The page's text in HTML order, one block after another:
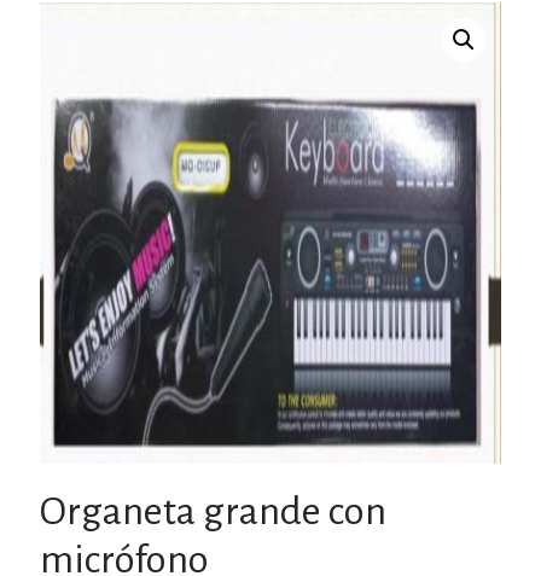
Organeta grande con
micrófono